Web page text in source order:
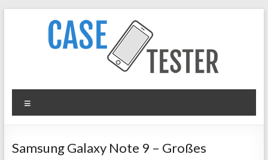
Case
Tester
Hüllen
Samsung Galaxy Note 9 – Großes